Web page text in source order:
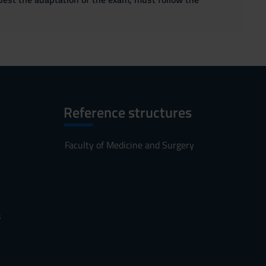
Reference structures
Faculty of Medicine and Surgery